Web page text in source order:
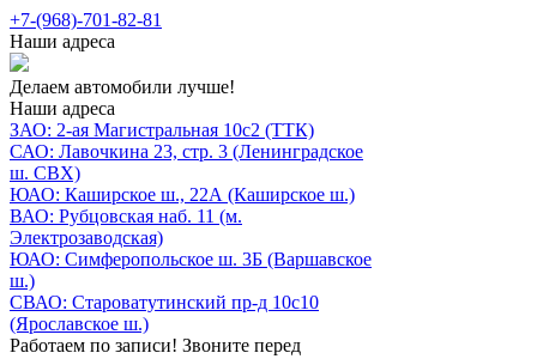
+7-(968)-701-82-81
Наши адреса
Делаем автомобили лучше!
Наши адреса
ЗАО: 2-ая Магистральная 10с2 (ТТК)
САО: Лавочкина 23, стр. 3 (Ленинградское
ш. СВХ)
ЮАО: Каширское ш., 22А (Каширское ш.)
ВАО: Рубцовская наб. 11 (м.
Электрозаводская)
ЮАО: Симферопольское ш. 3Б (Варшавское
ш.)
СВАО: Староватутинский пр-д 10с10
(Ярославское ш.)
Работаем по записи! Звоните перед